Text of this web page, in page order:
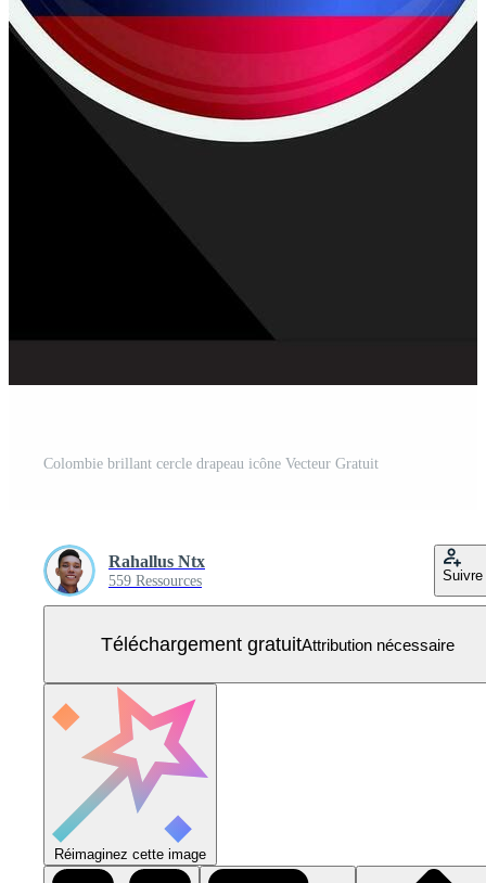
Colombie brillant cercle drapeau icône Vecteur Gratuit
Rahallus Ntx
559 Ressources Suivre
Téléchargement gratuitAttribution nécessaire
Réimaginez cette image